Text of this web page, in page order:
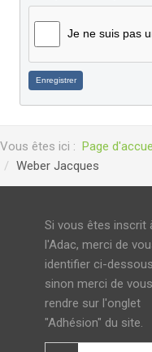
Je ne suis pas
Enregistrer
Vous êtes ici : Page
Weber Jacques
Si vous êtes inscrit
l'Adac, merci de
identifier ci-
sinon merci de vous
rendre sur l'onglet
"Adhésion" du site.